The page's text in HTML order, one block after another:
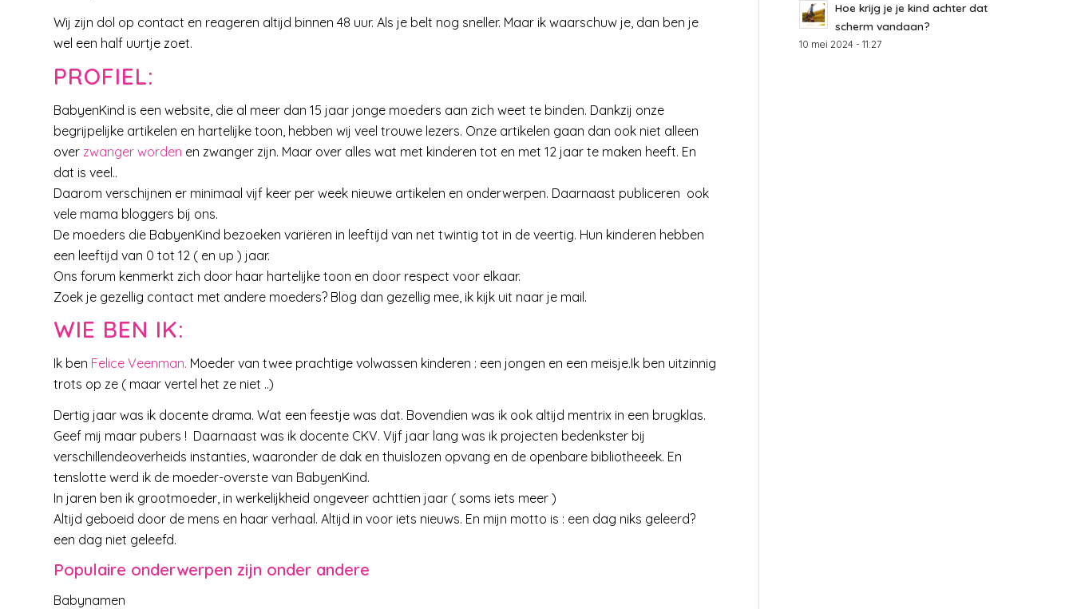
Wij zijn dol op contact en reageren altijd binnen 48 uur. Als je belt nog sneller. Maar ik waarschuw je, dan ben je
wel een half uurtje zoet.
PROFIEL:
BabyenKind is een website, die al meer dan 15 jaar jonge moeders aan zich weet te binden. Dankzij onze
begrijpelijke artikelen en hartelijke toon, hebben wij veel trouwe lezers. Onze artikelen gaan dan ook niet alleen
over zwanger worden en zwanger zijn. Maar over alles wat met kinderen tot en met 12 jaar te maken heeft. En
dat is veel..
Daarom verschijnen er minimaal vijf keer per week nieuwe artikelen en onderwerpen. Daarnaast publiceren ook
vele mama bloggers bij ons.
De moeders die BabyenKind bezoeken variëren in leeftijd van net twintig tot in de veertig. Hun kinderen hebben
een leeftijd van 0 tot 12 ( en up ) jaar.
Ons forum kenmerkt zich door haar hartelijke toon en door respect voor elkaar.
Zoek je gezellig contact met andere moeders? Blog dan gezellig mee, ik kijk uit naar je mail.
WIE BEN IK:
Ik ben Felice Veenman. Moeder van twee prachtige volwassen kinderen : een jongen en een meisje.Ik ben uitzinnig
trots op ze ( maar vertel het ze niet ..)
Dertig jaar was ik docente drama. Wat een feestje was dat. Bovendien was ik ook altijd mentrix in een brugklas.
Geef mij maar pubers ! Daarnaast was ik docente CKV. Vijf jaar lang was ik projecten bedenkster bij
verschillendeoverheids instanties, waaronder de dak en thuislozen opvang en de openbare bibliotheeek. En
tenslotte werd ik de moeder-overste van BabyenKind.
In jaren ben ik grootmoeder, in werkelijkheid ongeveer achttien jaar ( soms iets meer )
Altijd geboeid door de mens en haar verhaal. Altijd in voor iets nieuws. En mijn motto is : een dag niks geleerd?
een dag niet geleefd.
Populaire onderwerpen zijn onder andere
Babynamen
Hoe krijg je je kind achter dat
scherm vandaan?
10 mei 2024 - 11:27